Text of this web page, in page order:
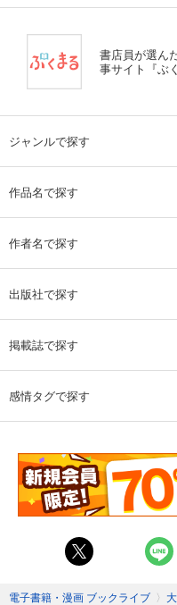
書店員が選ん
事サイト『ぶ
ジャンルで探す
作品名で探す
作者名で探す
出版社で探す
掲載誌で探す
感情タグで探す
電子書籍・漫画 ブックライブ 〉